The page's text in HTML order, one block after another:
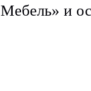
Мебель» и